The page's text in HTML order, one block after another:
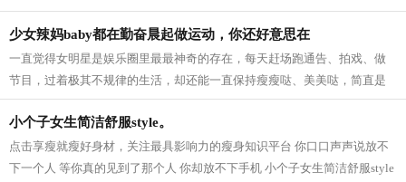
们要多锻炼我们的脚，促进血液循...
少女辣妈baby都在勤奋晨起做运动，你还好意思在
一直觉得女明星是娱乐圈里最最神奇的存在，每天赶场跑通告、拍戏、做
节目，过着极其不规律的生活，却还能一直保持瘦瘦哒、美美哒，简直是
羡慕死我们这些凡人啦~老天爷爷太不公...
小个子女生简洁舒服style。
点击享瘦就瘦好身材，关注最具影响力的瘦身知识平台 你口口声声说放不
下一个人 等你真的见到了那个人 你却放不下手机 小个子女生简洁舒服style